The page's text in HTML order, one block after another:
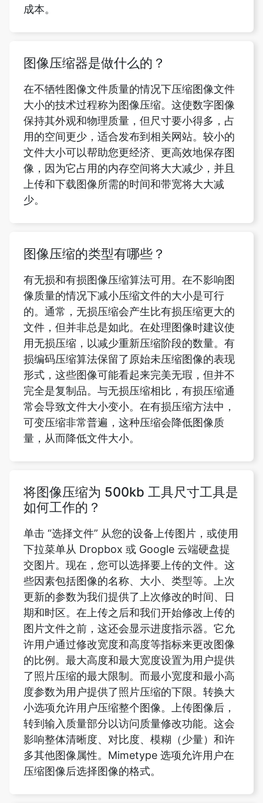
图像压缩器是做什么的？
大小的技术过程称为图像压缩。这使数字图像
保持其外观和物理质量，但尺寸要小得多，占
用的空间更少，适合发布到相关网站。较小的
文件大小可以帮助您更经济、更高效地保存图
像，因为它占用的内存空间将大大减少，并且
上传和下载图像所需的时间和带宽将大大减
少。
图像压缩的类型有哪些？
像质量的情况下减小压缩文件的大小是可行
的。通常，无损压缩会产生比有损压缩更大的
文件，但并非总是如此。在处理图像时建议使
用无损压缩，以减少重新压缩阶段的数量。有
损编码压缩算法保留了原始未压缩图像的表现
形式，这些图像可能看起来完美无瑕，但并不
完全是复制品。与无损压缩相比，有损压缩通
常会导致文件大小变小。在有损压缩方法中，
可变压缩非常普遍，这种压缩会降低图像质
量，从而降低文件大小。
将图像压缩为 500kb 工具尺寸工具是
单击 “选择文件” 从您的设备上传图片，或使用
下拉菜单从 Dropbox 或 Google 云端硬盘提
交图片。现在，您可以选择要上传的文件。这
些因素包括图像的名称、大小、类型等。上次
更新的参数为我们提供了上次修改的时间、日
期和时区。在上传之后和我们开始修改上传的
图片文件之前，这还会显示进度指示器。它允
许用户通过修改宽度和高度等指标来更改图像
的比例。最大高度和最大宽度设置为用户提供
了照片压缩的最大限制。而最小宽度和最小高
度参数为用户提供了照片压缩的下限。转换大
小选项允许用户压缩整个图像。上传图像后，
转到输入质量部分以访问质量修改功能。这会
影响整体清晰度、对比度、模糊（少量）和许
多其他图像属性。Mimetype 选项允许用户在
压缩图像后选择图像的格式。
可以解压缩图像吗？